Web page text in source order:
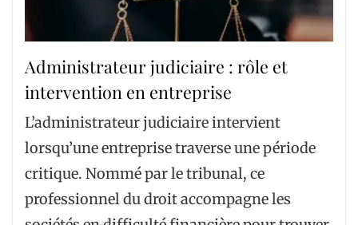
Administrateur judiciaire : rôle et
intervention en entreprise
L’administrateur judiciaire intervient
lorsqu’une entreprise traverse une période
critique. Nommé par le tribunal, ce
professionnel du droit accompagne les